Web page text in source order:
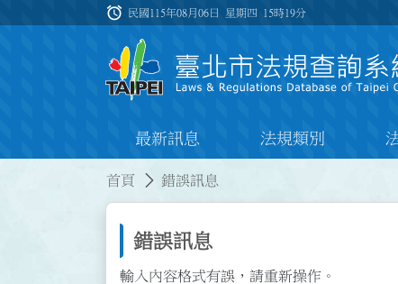
:::
alarm 民國115年08月06日 星期四 15時19分
最新訊息 法規類別
首頁 錯誤訊息
錯誤訊息
輸入內容格式有誤，請重新操作。